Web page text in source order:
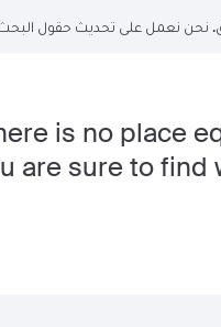
نحن نعمل على تحديث حقول البحث
is no place
are sure to find